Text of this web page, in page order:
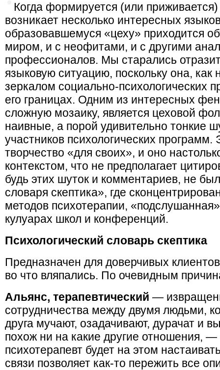
Когда формируется (или
возникает несколько интересных
образовавшемуся «цеху» приходится
миром, и с неофитами, и с другими
профессионалов. Мы старались
языковую ситуацию, поскольку она, как
зеркалом социально-психологических
его границах. Одним из интересных
сложную мозаику, является цеховой
наивные, а порой удивительно тонкие
участников психологических
творчество «для своих», и оно
контекстом, что не предполагает
будь этих шуток и комментариев, не
словаря скептика», где
методов психотерапии,
кулуарах школ и конференций.
Психологический словарь скептика
Предназначен для доверчивых
во что вляпались. По очевидным
Альянс, терапевтический —
сотрудничества между двумя людьми,
друга мучают, озадачивают, дурачат и
похож ни на какие другие отношения,
психотерапевт будет на этом
связи позволяет как-то пережить все